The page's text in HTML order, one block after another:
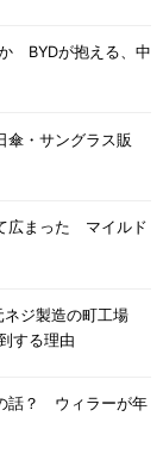
BYDが抱える、中
傘・サングラス販
広まった マイルド
ジ製造の町工場
する理由
話？ ウィラーが年